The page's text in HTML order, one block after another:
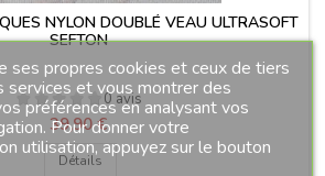
NYLON DOUBLÉ VEAU ULTRASOFT
SEFTON
0 avis
Prix
39,90 €
Détails
ses propres cookies et ceux de tiers
services et vous montrer des
préférences en analysant vos
Pour donner votre
utilisation, appuyez sur le bouton